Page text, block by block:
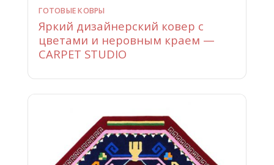
ГОТОВЫЕ КОВРЫ
Яркий дизайнерский ковер с
цветами и неровным краем —
CARPET STUDIO